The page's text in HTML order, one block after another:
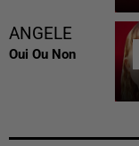
ANGELE
Oui Ou Non